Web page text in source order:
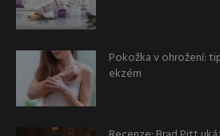
Pokožka v ohrožení:
ekzém